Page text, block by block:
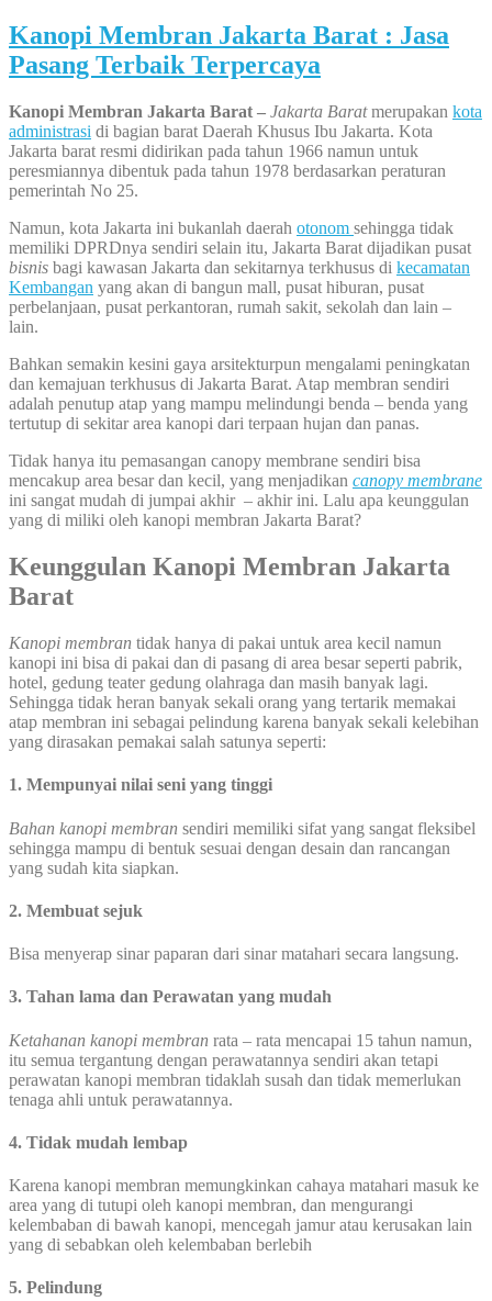
Kanopi Membran Jakarta Barat : Jasa
Pasang Terbaik Terpercaya
Kanopi Membran Jakarta Barat – Jakarta Baratmerupakan kota
administrasi di bagian barat Daerah Khusus Ibu Jakarta. Kota
Jakarta barat resmi didirikan pada tahun 1966 namun untuk
peresmiannya dibentuk pada tahun 1978 berdasarkan peraturan
pemerintah No 25.
Namun, kota Jakarta ini bukanlah daerah otonom sehingga tidak
memiliki DPRDnya sendiri selain itu, Jakarta Barat dijadikan pusat
bisnis bagi kawasan Jakarta dan sekitarnya terkhusus di kecamatan
Kembangan yang akan di bangun mall, pusat hiburan, pusat
perbelanjaan, pusat perkantoran, rumah sakit, sekolah dan lain –
lain.
Bahkan semakin kesini gaya arsitekturpun mengalami peningkatan
dan kemajuan terkhusus di Jakarta Barat. Atap membran sendiri
adalah penutup atap yang mampu melindungi benda – benda yang
tertutup di sekitar area kanopi dari terpaan hujan dan panas.
Tidak hanya itu pemasangan canopy membrane sendiri bisa
mencakup area besar dan kecil, yang menjadikan canopy membrane
ini sangat mudah di jumpai akhir – akhir ini. Lalu apa keunggulan
yang di miliki oleh kanopi membran Jakarta Barat?
Keunggulan Kanopi Membran Jakarta
Barat
Kanopi membran tidak hanya di pakai untuk area kecil namun
kanopi ini bisa di pakai dan di pasang di area besar seperti pabrik,
hotel, gedung teater gedung olahraga dan masih banyak lagi.
Sehingga tidak heran banyak sekali orang yang tertarik memakai
atap membran ini sebagai pelindung karena banyak sekali kelebihan
yang dirasakan pemakai salah satunya seperti:
1. Mempunyai nilai seni yang tinggi
Bahan kanopi membran sendiri memiliki sifat yang sangat fleksibel
sehingga mampu di bentuk sesuai dengan desain dan rancangan
yang sudah kita siapkan.
2. Membuat sejuk
Bisa menyerap sinar paparan dari sinar matahari secara langsung.
3. Tahan lama dan Perawatan yang mudah
Ketahanan kanopi membran rata – rata mencapai 15 tahun namun,
itu semua tergantung dengan perawatannya sendiri akan tetapi
perawatan kanopi membran tidaklah susah dan tidak memerlukan
tenaga ahli untuk perawatannya.
4. Tidak mudah lembap
Karena kanopi membran memungkinkan cahaya matahari masuk ke
area yang di tutupi oleh kanopi membran, dan mengurangi
kelembaban di bawah kanopi, mencegah jamur atau kerusakan lain
yang di sebabkan oleh kelembaban berlebih
5. Pelindung